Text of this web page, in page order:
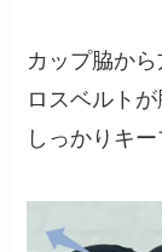
カップ脇か
ロスベルト
しっかりキー